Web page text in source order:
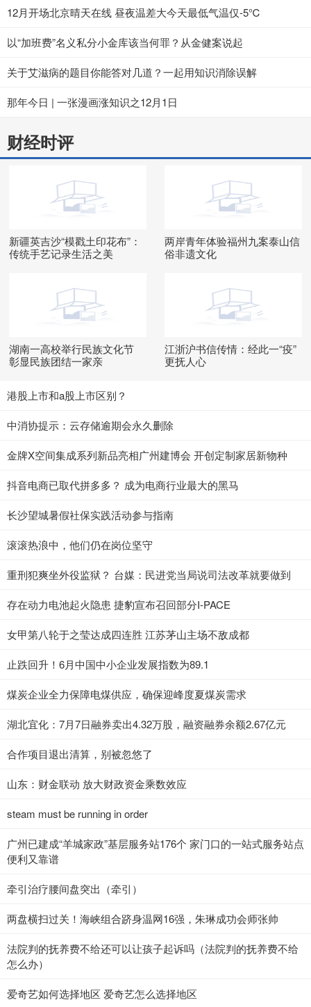
12月开场北京晴天在线 昼夜温差大今天最低气温仅-5℃
以“加班费”名义私分小金库该当何罪？从金健案说起
关于艾滋病的题目你能答对几道？一起用知识消除误解
那年今日 | 一张漫画涨知识之12月1日
财经时评
新疆英吉沙“模戳土印花布”：
传统手艺记录生活之美
两岸青年体验福州九案泰山信
俗非遗文化
湖南一高校举行民族文化节
彰显民族团结一家亲
江浙沪书信传情：经此一“疫”
更抚人心
港股上市和a股上市区别？
中消协提示：云存储逾期会永久删除
金牌X空间集成系列新品亮相广州建博会 开创定制家居新物种
抖音电商已取代拼多多？ 成为电商行业最大的黑马
长沙望城暑假社保实践活动参与指南
滚滚热浪中，他们仍在岗位坚守
重刑犯爽坐外役监狱？ 台媒：民进党当局说司法改革就要做到
存在动力电池起火隐患 捷豹宣布召回部分I-PACE
女甲第八轮于之莹达成四连胜 江苏茅山主场不敌成都
止跌回升！6月中国中小企业发展指数为89.1
煤炭企业全力保障电煤供应，确保迎峰度夏煤炭需求
湖北宜化：7月7日融券卖出4.32万股，融资融券余额2.67亿元
合作项目退出清算，别被忽悠了
山东：财金联动 放大财政资金乘数效应
steam must be running in order
广州已建成“羊城家政”基层服务站176个 家门口的一站式服务站点
便利又靠谱
牵引治疗腰间盘突出（牵引）
两盘横扫过关！海峡组合跻身温网16强，朱琳成功会师张帅
法院判的抚养费不给还可以让孩子起诉吗（法院判的抚养费不给
怎么办）
爱奇艺如何选择地区 爱奇艺怎么选择地区